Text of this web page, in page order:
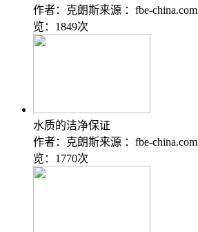
作者：克朗斯来源 ：fbe-china.com
览：1849次
水质的洁净保证
作者：克朗斯来源 ：fbe-china.com
览：1770次